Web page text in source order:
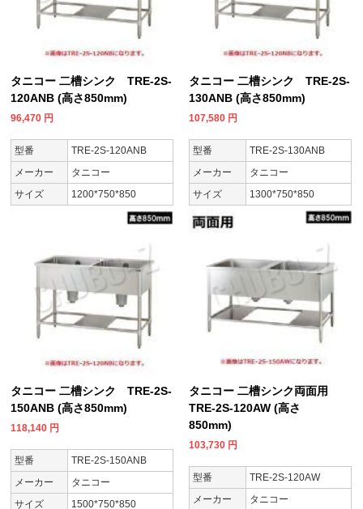
タニコー 二槽シンク TRE-2S-
120ANB (高さ850mm)
96,470 円
型番
TRE-2S-120ANB
メーカー
タニコー
サイズ
1200*750*850
タニコー 二槽シンク TRE-2S-
130ANB (高さ850mm)
107,580 円
型番
TRE-2S-130ANB
メーカー
タニコー
サイズ
1300*750*850
タニコー 二槽シンク TRE-2S-
150ANB (高さ850mm)
118,140 円
型番
TRE-2S-150ANB
メーカー
タニコー
サイズ
1500*750*850
タニコー 二槽シンク両面用
TRE-2S-120AW (高さ
850mm)
103,730 円
型番
TRE-2S-120AW
メーカー
タニコー